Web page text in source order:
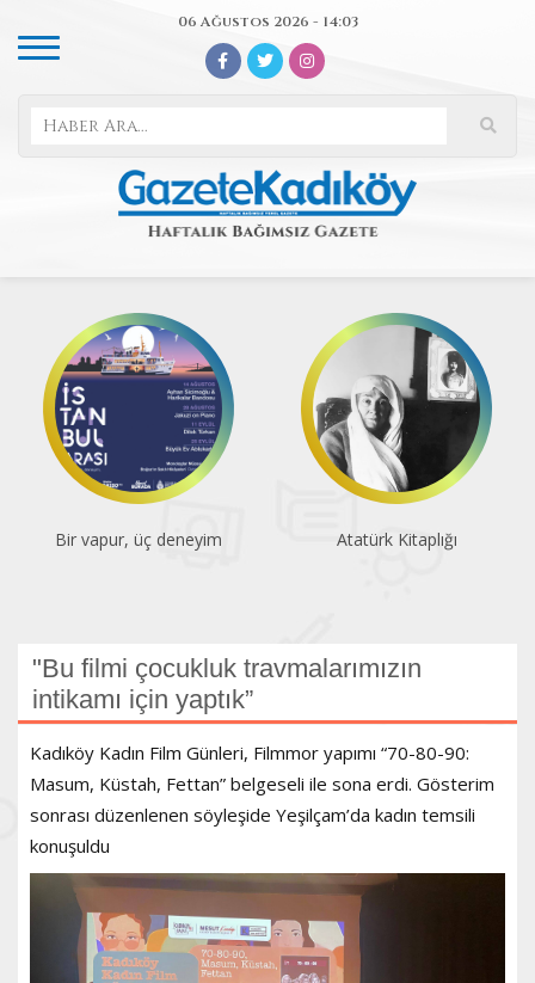
06 Ağustos 2026 - 14:03
Bir vapur, üç deneyim Atatürk Kitaplığı
"Bu filmi çocukluk travmalarımızın
intikamı için yaptık”
Kadıköy Kadın Film Günleri, Filmmor yapımı “70-80-90:
Masum, Küstah, Fettan” belgeseli ile sona erdi. Gösterim
sonrası düzenlenen söyleşide Yeşilçam’da kadın temsili
konuşuldu